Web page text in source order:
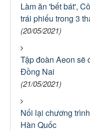
Làm ăn 'bết bát',
trái phiếu trong 3
(20/05/2021)
Tập đoàn Aeon sẽ
Đồng Nai
(21/05/2021)
Nối lại chương
Hàn Quốc